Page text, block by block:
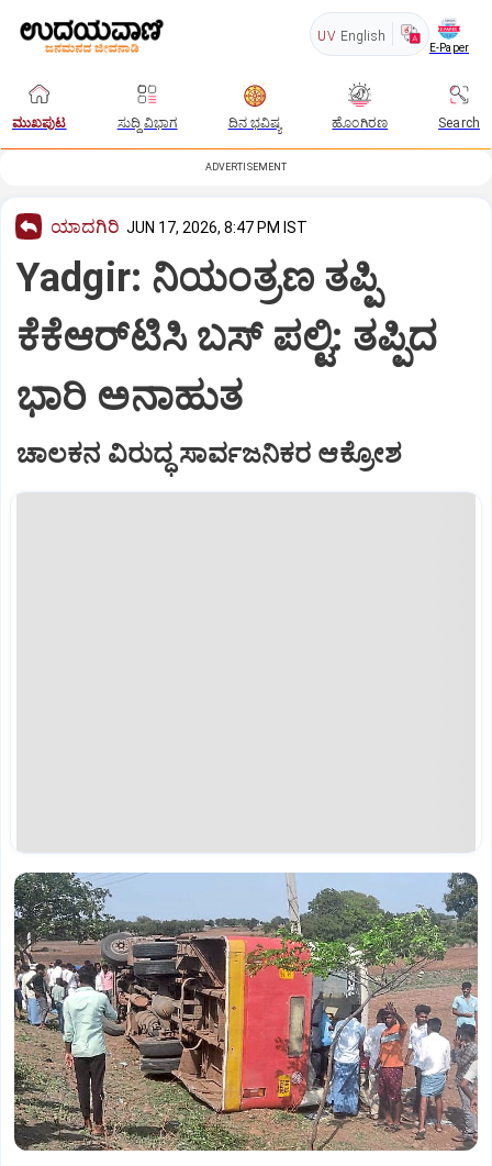
UV English
E-Paper
ಮುಖಪುಟ ಸುದ್ದಿ ವಿಭಾಗ ದಿನ ಭವಿಷ್ಯ ಹೊಂಗಿರಣ Search
ADVERTISEMENT
ಯಾದಗಿರಿ JUN 17, 2026, 8:47 PM IST
Yadgir: ನಿಯಂತ್ರಣ ತಪ್ಪಿ
ಕೆಕೆಆರ್‌ಟಿಸಿ ಬಸ್ ಪಲ್ಟಿ: ತಪ್ಪಿದ
ಭಾರಿ ಅನಾಹುತ
ಚಾಲಕನ ವಿರುದ್ಧ ಸಾರ್ವಜನಿಕರ ಆಕ್ರೋಶ